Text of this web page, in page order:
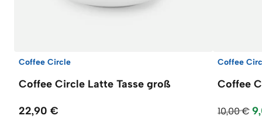
Coffee Circle
Coffee Circle Latte Tasse groß
22,90 €
Coffee
Coffee
10,00 €